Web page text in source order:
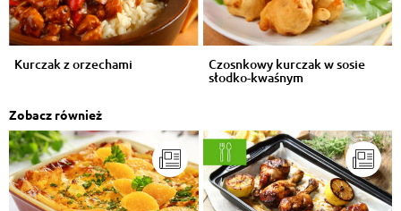
Kurczak z orzechami Czosnkowy kurczak w sosie
słodko-kwaśnym
Zobacz również